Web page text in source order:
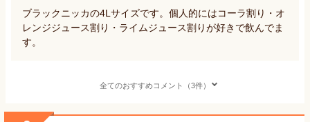
ブラックニッカの4Lサイズです。個人的にはコーラ割り・オ
レンジジュース割り・ライムジュース割りが好きで飲んでま
す。
全てのおすすめコメント（3件）